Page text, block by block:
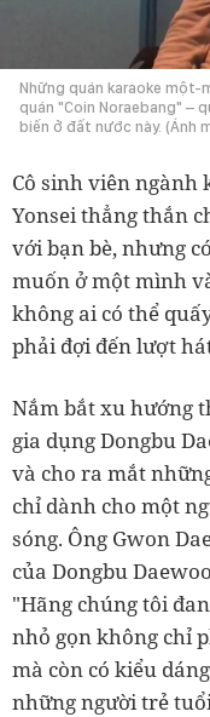
Những quán karaoke một-
quán "Coin Noraebang" –
biến ở đất nước này. (Ánh
Cô sinh viên
Yonsei thẳng thắn
với bạn bè, nhưng
muốn ở một mình
không ai có thể
phải đợi đến lượt
Nắm bắt xu hướng
gia dụng Dongbu
và cho ra mắt
chỉ dành cho một
sóng. Ông Gwon
của Dongbu
"Hãng chúng tôi
nhỏ gọn không chỉ
mà còn có kiểu
những người trẻ